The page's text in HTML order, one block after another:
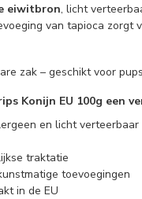
eiwitbron, licht
van tapioca
zak – geschikt voor
Konijn EU 100g een
en licht verteerbaar
traktatie
toevoegingen
in de EU